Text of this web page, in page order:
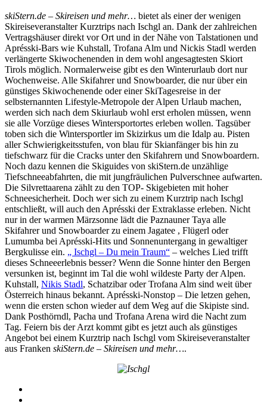
skiStern.de – Skireisen und mehr… bietet als einer der wenigen
Skireiseveranstalter Kurztrips nach Ischgl an. Dank der zahlreichen
Vertragshäuser direkt vor Ort und in der Nähe von Talstationen und
Aprésski-Bars wie Kuhstall, Trofana Alm und Nickis Stadl werden
verlängerte Skiwochenenden in dem wohl angesagtesten Skiort
Tirols möglich. Normalerweise gibt es den Winterurlaub dort nur
Wochenweise. Alle Skifahrer und Snowboarder, die nur über ein
günstiges Skiwochenende oder einer SkiTagesreise in der
selbsternannten Lifestyle-Metropole der Alpen Urlaub machen,
werden sich nach dem Skiurlaub wohl erst erholen müssen, wenn
sie alle Vorzüge dieses Wintersportortes erleben wollen. Tagsüber
toben sich die Wintersportler im Skizirkus um die Idalp au. Pisten
aller Schwierigkeitsstufen, von blau für Skianfänger bis hin zu
tiefschwarz für die Cracks unter den Skifahrern und Snowboardern.
Noch dazu kennen die Skiguides von skiStern.de unzählige
Tiefschneeabfahrten, die mit jungfräulichen Pulverschnee aufwarten.
Die Silvrettaarena zählt zu den TOP- Skigebieten mit hoher
Schneesicherheit. Doch wer sich zu einem Kurztrip nach Ischgl
entschließt, will auch den Aprésski der Extraklasse erleben. Nicht
nur in der warmen Märzsonne lädt die Paznauner Taya alle
Skifahrer und Snowboarder zu einem Jagatee , Flügerl oder
Lumumba bei Aprésski-Hits und Sonnenuntergang in gewaltiger
Bergkulisse ein. „ Ischgl – Du mein Traum“ – welches Lied trifft
dieses Schneeerlebnis besser? Wenn die Sonne hinter den Bergen
versunken ist, beginnt im Tal die wohl wildeste Party der Alpen.
Kuhstall, Nikis Stadl, Schatzibar oder Trofana Alm sind weit über
Österreich hinaus bekannt. Aprésski-Nonstop – Die letzen gehen,
wenn die ersten schon wieder auf dem Weg auf die Skipiste sind.
Dank Posthörndl, Pacha und Trofana Arena wird die Nacht zum
Tag. Feiern bis der Arzt kommt gibt es jetzt auch als günstiges
Angebot bei einem Kurztrip nach Ischgl vom Skireiseveranstalter
aus Franken skiStern.de – Skireisen und mehr….